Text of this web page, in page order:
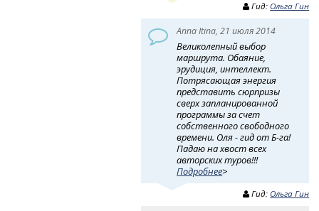
Гид: Ольга Гин
Anna Itina, 21 июля 2014
Великолепный выбор
маршрута. Обаяние,
эрудиция, интеллект.
Потрясающая энергия
представить сюрпризы
сверх запланированной
программы за счет
собственного свободного
времени. Оля - гид от Б-га!
Падаю на хвост всех
авторских туров!!!
Подробнее>
Гид: Ольга Гин